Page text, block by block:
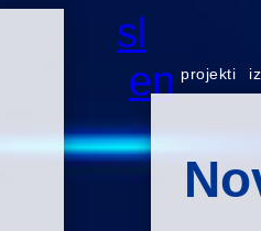
projekti
sl
en